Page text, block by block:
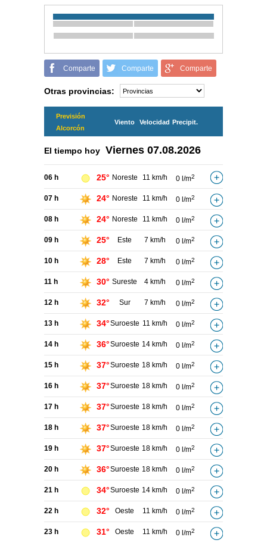
Comparte Comparte Comparte
Otras provincias:
Previsión
Alcorcón
Viento Velocidad Precipit.
El tiempo hoy Viernes 07.08.2026
06 h 25° Noreste 11 km/h 0 l/m2
07 h 24° Noreste 11 km/h 0 l/m2
08 h 24° Noreste 11 km/h 0 l/m2
09 h 25° Este 7 km/h 0 l/m2
10 h 28° Este 7 km/h 0 l/m2
11 h 30° Sureste 4 km/h 0 l/m2
12 h 32° Sur 7 km/h 0 l/m2
13 h 34°Suroeste 11 km/h 0 l/m2
14 h 36°Suroeste 14 km/h 0 l/m2
15 h 37°Suroeste 18 km/h 0 l/m2
16 h 37°Suroeste 18 km/h 0 l/m2
17 h 37°Suroeste 18 km/h 0 l/m2
18 h 37°Suroeste 18 km/h 0 l/m2
19 h 37°Suroeste 18 km/h 0 l/m2
20 h 36°Suroeste 18 km/h 0 l/m2
21 h 34°Suroeste 14 km/h 0 l/m2
22 h 32° Oeste 11 km/h 0 l/m2
23 h 31° Oeste 11 km/h 0 l/m2